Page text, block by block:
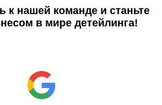
к нашей команде и станьте
в мире детейлинга!